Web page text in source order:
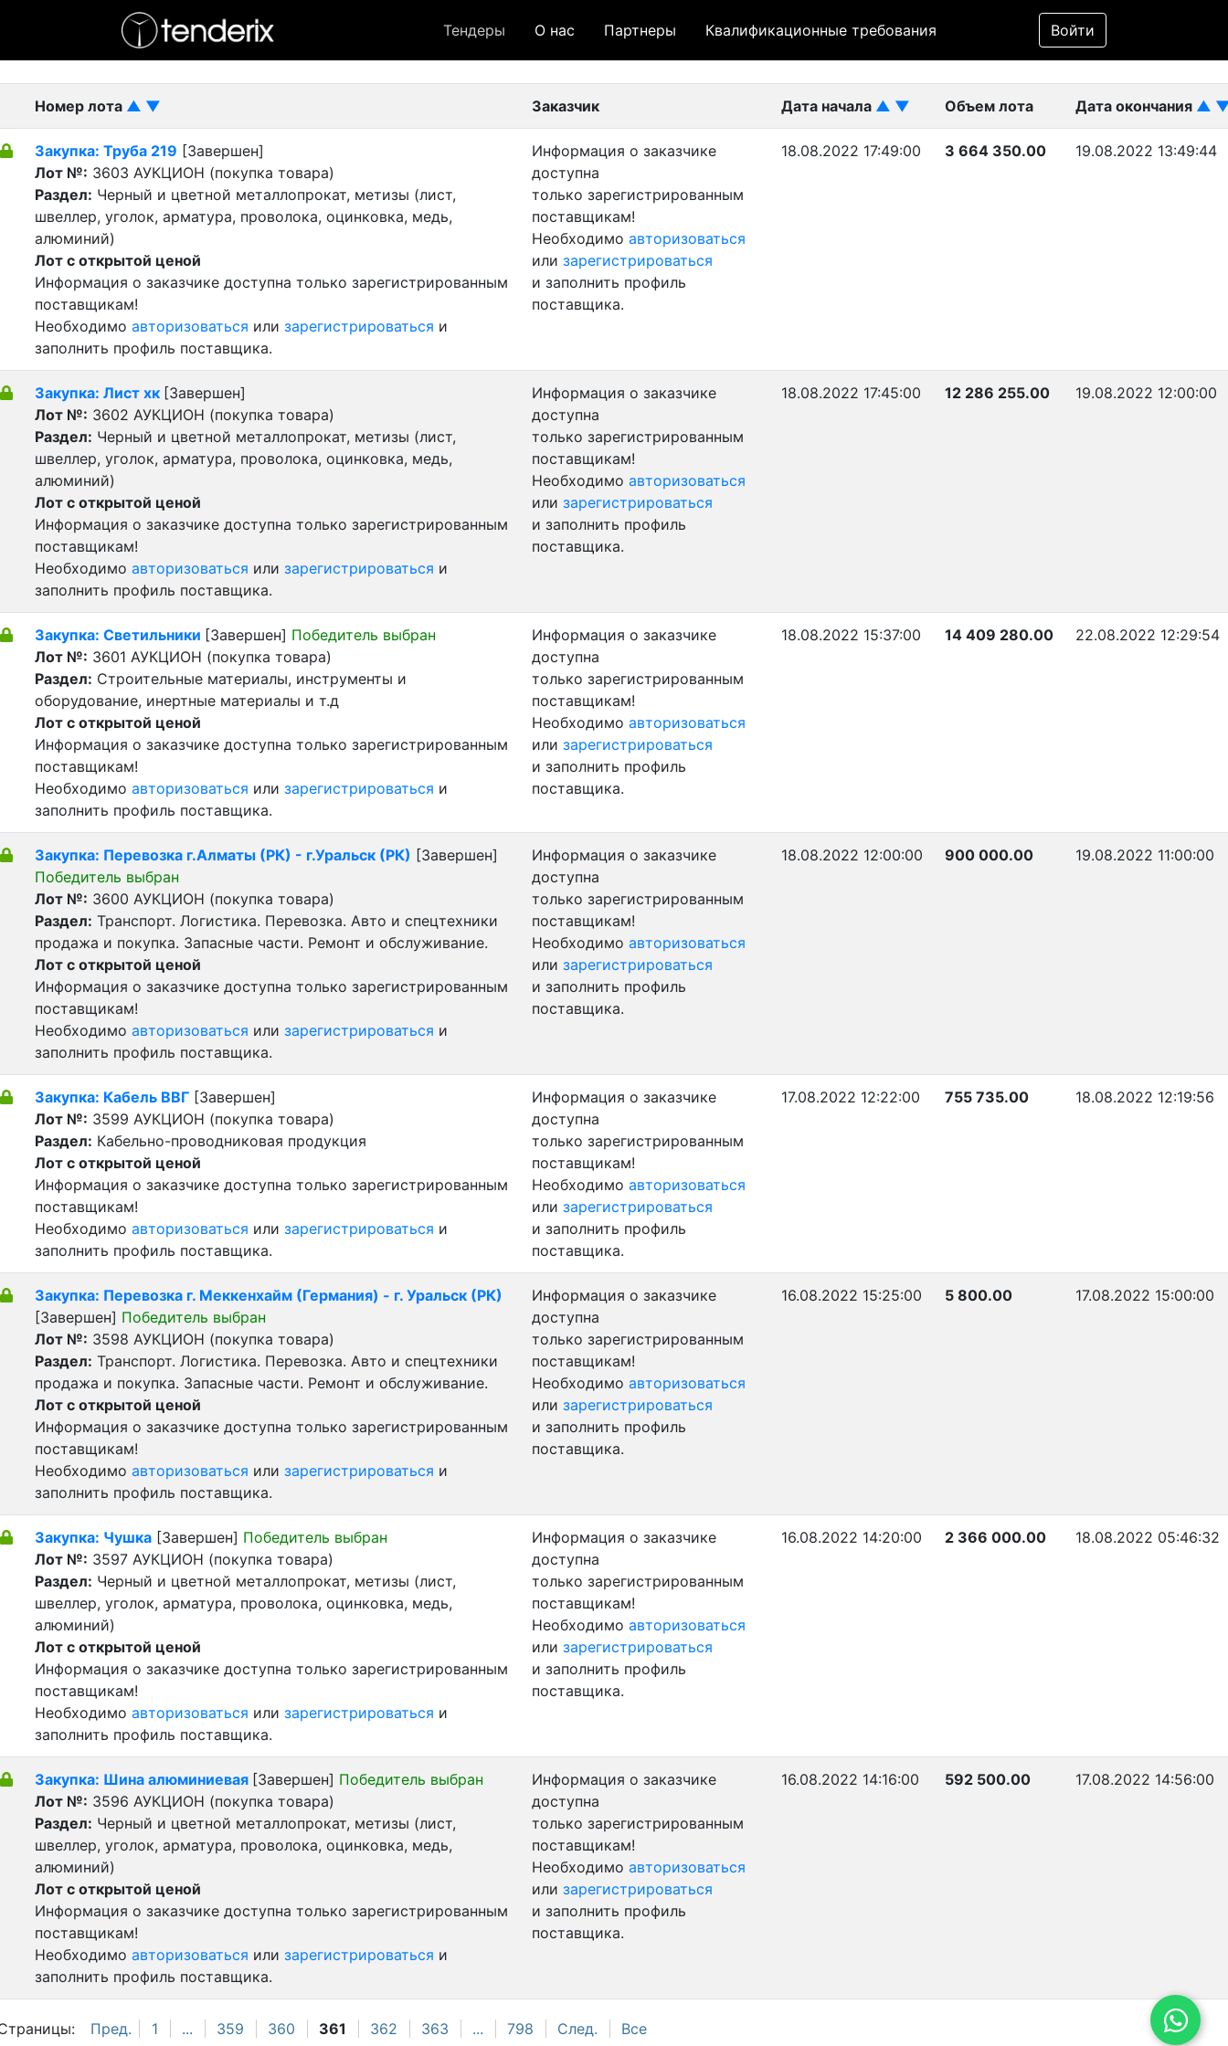
Тендеры О нас Партнеры Квалификационные требования Войти
Фильтр
- Завершенный лот
Пред. 1 ... 359 360 361 362 363 ... 798 След. Все
Номер лота ▲ ▼ Заказчик Дата начала ▲ ▼ Объем лота Дата окончания ▲
Закупка: Труба 219 [Завершен]
Лот №: 3603 АУКЦИОН (покупка товара)
Раздел: Черный и цветной металлопрокат, метизы (лист,
швеллер, уголок, арматура, проволока, оцинковка, медь,
алюминий)
Лот с открытой ценой
Информация о заказчике доступна только зарегистрированным
поставщикам!
Необходимо авторизоваться или зарегистрироваться и
заполнить профиль поставщика.
Информация о заказчике
доступна
только зарегистрированным
поставщикам!
Необходимо авторизоваться
или зарегистрироваться
и заполнить профиль
поставщика.
18.08.2022 17:49:00 3 664 350.00 19.08.2022 13:49:44
Закупка: Лист хк [Завершен]
Лот №: 3602 АУКЦИОН (покупка товара)
Раздел: Черный и цветной металлопрокат, метизы (лист,
швеллер, уголок, арматура, проволока, оцинковка, медь,
алюминий)
Лот с открытой ценой
Информация о заказчике доступна только зарегистрированным
поставщикам!
Необходимо авторизоваться или зарегистрироваться и
заполнить профиль поставщика.
Информация о заказчике
доступна
только зарегистрированным
поставщикам!
Необходимо авторизоваться
или зарегистрироваться
и заполнить профиль
поставщика.
18.08.2022 17:45:00 12 286 255.00 19.08.2022 12:00:00
Закупка: Светильники [Завершен] Победитель выбран
Лот №: 3601 АУКЦИОН (покупка товара)
Раздел: Строительные материалы, инструменты и
оборудование, инертные материалы и т.д
Лот с открытой ценой
Информация о заказчике доступна только зарегистрированным
поставщикам!
Необходимо авторизоваться или зарегистрироваться и
заполнить профиль поставщика.
Информация о заказчике
доступна
только зарегистрированным
поставщикам!
Необходимо авторизоваться
или зарегистрироваться
и заполнить профиль
поставщика.
18.08.2022 15:37:00 14 409 280.00 22.08.2022 12:29:54
Закупка: Перевозка г.Алматы (РК) - г.Уральск (РК) [Завершен]
Победитель выбран
Лот №: 3600 АУКЦИОН (покупка товара)
Раздел: Транспорт. Логистика. Перевозка. Авто и спецтехники
продажа и покупка. Запасные части. Ремонт и обслуживание.
Лот с открытой ценой
Информация о заказчике доступна только зарегистрированным
поставщикам!
Необходимо авторизоваться или зарегистрироваться и
заполнить профиль поставщика.
Информация о заказчике
доступна
только зарегистрированным
поставщикам!
Необходимо авторизоваться
или зарегистрироваться
и заполнить профиль
поставщика.
18.08.2022 12:00:00 900 000.00 19.08.2022 11:00:00
Закупка: Кабель ВВГ [Завершен]
Лот №: 3599 АУКЦИОН (покупка товара)
Раздел: Кабельно-проводниковая продукция
Лот с открытой ценой
Информация о заказчике доступна только зарегистрированным
поставщикам!
Необходимо авторизоваться или зарегистрироваться и
заполнить профиль поставщика.
Информация о заказчике
доступна
только зарегистрированным
поставщикам!
Необходимо авторизоваться
или зарегистрироваться
и заполнить профиль
поставщика.
17.08.2022 12:22:00 755 735.00 18.08.2022 12:19:56
Закупка: Перевозка г. Меккенхайм (Германия) - г. Уральск (РК)
[Завершен] Победитель выбран
Лот №: 3598 АУКЦИОН (покупка товара)
Раздел: Транспорт. Логистика. Перевозка. Авто и спецтехники
продажа и покупка. Запасные части. Ремонт и обслуживание.
Лот с открытой ценой
Информация о заказчике доступна только зарегистрированным
поставщикам!
Необходимо авторизоваться или зарегистрироваться и
заполнить профиль поставщика.
Информация о заказчике
доступна
только зарегистрированным
поставщикам!
Необходимо авторизоваться
или зарегистрироваться
и заполнить профиль
поставщика.
16.08.2022 15:25:00 5 800.00 17.08.2022 15:00:00
Закупка: Чушка [Завершен] Победитель выбран
Лот №: 3597 АУКЦИОН (покупка товара)
Раздел: Черный и цветной металлопрокат, метизы (лист,
швеллер, уголок, арматура, проволока, оцинковка, медь,
алюминий)
Лот с открытой ценой
Информация о заказчике доступна только зарегистрированным
поставщикам!
Необходимо авторизоваться или зарегистрироваться и
заполнить профиль поставщика.
Информация о заказчике
доступна
только зарегистрированным
поставщикам!
Необходимо авторизоваться
или зарегистрироваться
и заполнить профиль
поставщика.
16.08.2022 14:20:00 2 366 000.00 18.08.2022 05:46:32
Закупка: Шина алюминиевая [Завершен] Победитель выбран
Лот №: 3596 АУКЦИОН (покупка товара)
Раздел: Черный и цветной металлопрокат, метизы (лист,
швеллер, уголок, арматура, проволока, оцинковка, медь,
алюминий)
Лот с открытой ценой
Информация о заказчике доступна только зарегистрированным
поставщикам!
Необходимо авторизоваться или зарегистрироваться и
заполнить профиль поставщика.
Информация о заказчике
доступна
только зарегистрированным
поставщикам!
Необходимо авторизоваться
или зарегистрироваться
и заполнить профиль
поставщика.
16.08.2022 14:16:00 592 500.00 17.08.2022 14:56:00